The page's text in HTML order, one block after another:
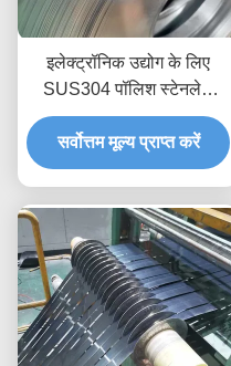
इलेक्ट्रॉनिक उद्योग के लिए
SUS304 पॉलिश स्टेनलेस
स्टील स्ट्रिप रोल 2 मिमी 1 मिमी
सर्वोत्तम मूल्य प्राप्त करें